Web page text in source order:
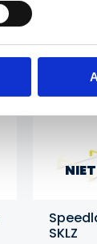
SKLZ